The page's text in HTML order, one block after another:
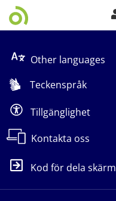
Other languages
Teckenspråk
Tillgänglighet
Kontakta oss
Kod för dela skärm